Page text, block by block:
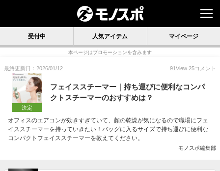
受付中 人気アイテム マイページ
本ページはプロモーションを含みます
最終更新日：2026/01/12 91View 25コメント
決定
フェイススチーマー｜持ち運びに便利なコンパ
クトスチーマーのおすすめは？
オフィスのエアコンが効きすぎていて、顏の乾燥が気になるので職場にフェ
イススチーマーを持っていきたい！バッグに入るサイズで持ち運びに便利な
コンパクトフェイススチーマーを教えてください。
モノスポ編集部